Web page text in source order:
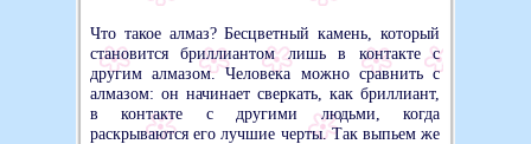
Что такое алмаз? Бесцветный камень, который
становится бриллиантом лишь в контакте с
другим алмазом. Человека можно сравнить с
алмазом: он начинает сверкать, как бриллиант,
в контакте с другими людьми, когда
раскрываются его лучшие черты. Так выпьем же